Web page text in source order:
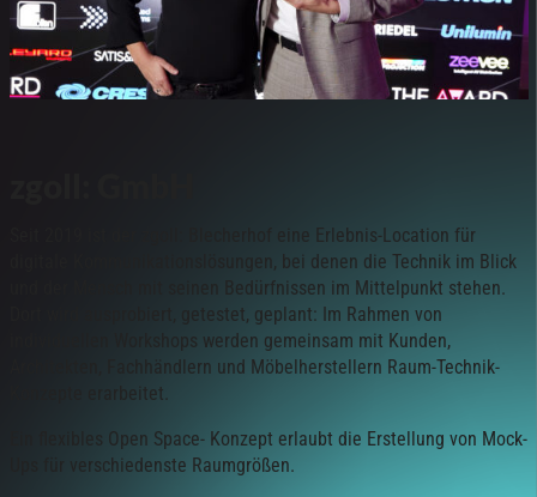
Seit 2019 ist der zgoll: Blecherhof eine Erlebnis-Location für
digitale Kommunikationslösungen, bei denen die Technik im Blick
und der Mensch mit seinen Bedürfnissen im Mittelpunkt stehen.
Dort wird ausprobiert, getestet, geplant: Im Rahmen von
individuellen Workshops werden gemeinsam mit Kunden,
Architekten, Fachhändlern und Möbelherstellern Raum-Technik-
Konzepte erarbeitet.
Ein flexibles Open Space- Konzept erlaubt die Erstellung von Mock-
Ups für verschiedenste Raumgrößen.